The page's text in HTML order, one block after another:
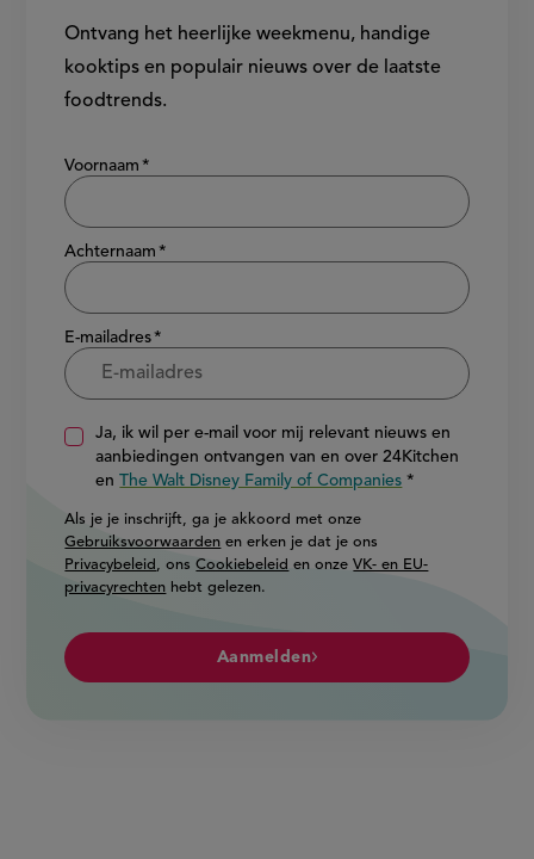
Ontvang het heerlijke weekmenu, handige
kooktips en populair nieuws over de laatste
foodtrends.
Show/hide
Voornaam
Achternaam
E-mailadres
Ja, ik wil per e-mail voor mij relevant nieuws en
aanbiedingen ontvangen van en over 24Kitchen
enThe Walt Disney Family of Companies
Als je je inschrijft, ga je akkoord met onze
Gebruiksvoorwaarden en erken je dat je ons
Privacybeleid , onsCookiebeleid en onzeVK- en EU-
privacyrechten hebt gelezen.
Aanmelden